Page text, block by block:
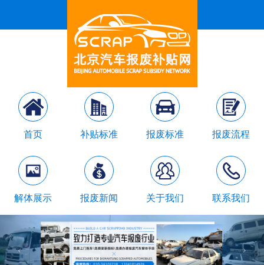
首页 补贴标准 报废标准 报废流程
解体展示 报废新闻 关于我们 联系我们